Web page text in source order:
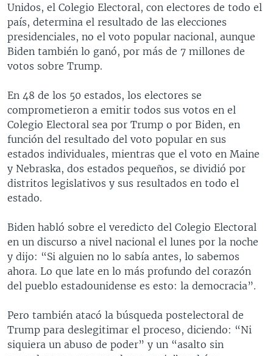
Unidos, el Colegio Electoral, con electores de todo el
país, determina el resultado de las elecciones
presidenciales, no el voto popular nacional, aunque
Biden también lo ganó, por más de 7 millones de
votos sobre Trump.
En 48 de los 50 estados, los electores se
comprometieron a emitir todos sus votos en el
Colegio Electoral sea por Trump o por Biden, en
función del resultado del voto popular en sus
estados individuales, mientras que el voto en Maine
y Nebraska, dos estados pequeños, se dividió por
distritos legislativos y sus resultados en todo el
estado.
Biden habló sobre el veredicto del Colegio Electoral
en un discurso a nivel nacional el lunes por la noche
y dijo: “Si alguien no lo sabía antes, lo sabemos
ahora. Lo que late en lo más profundo del corazón
del pueblo estadounidense es esto: la democracia”.
Pero también atacó la búsqueda postelectoral de
Trump para deslegitimar el proceso, diciendo: “Ni
siquiera un abuso de poder” y un “asalto sin